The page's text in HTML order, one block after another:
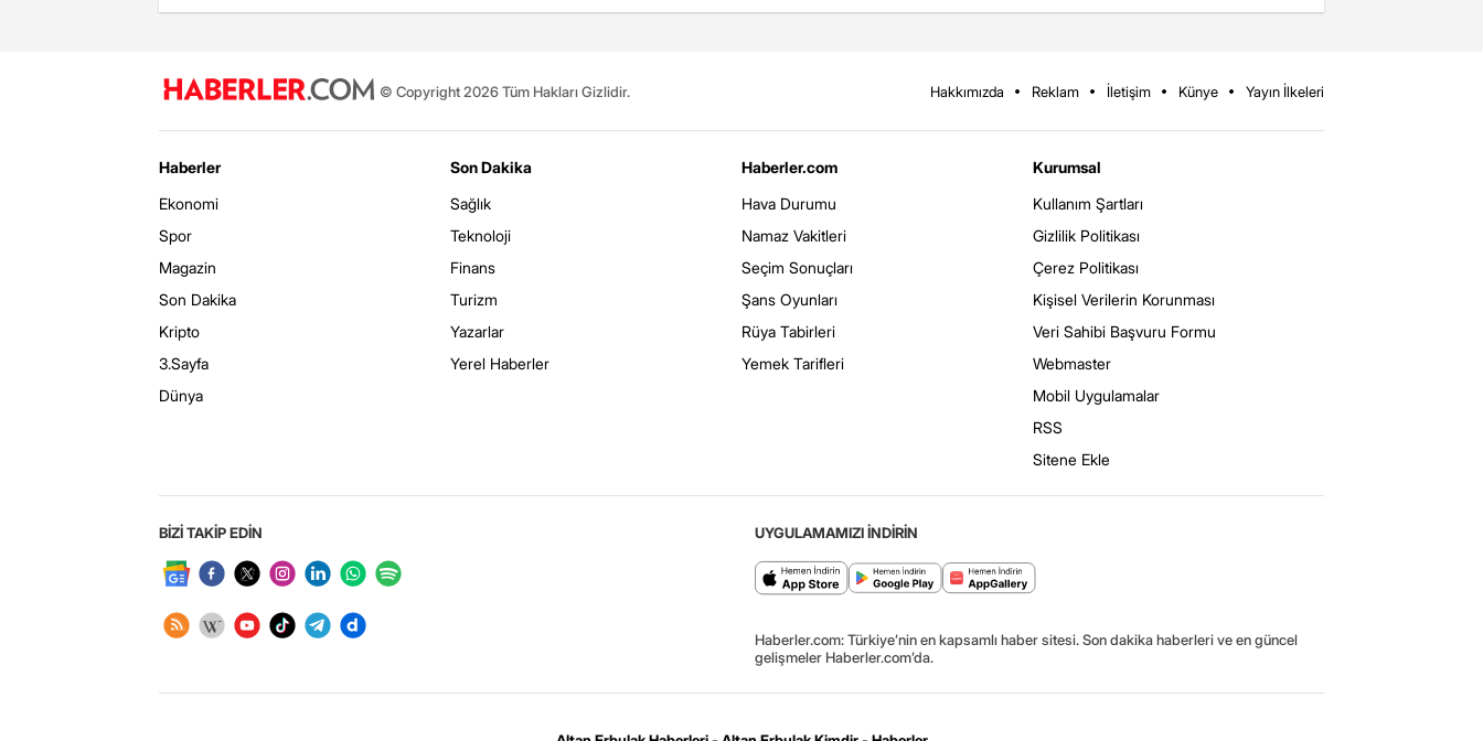
© Copyright 2026 Tüm Hakları Gizlidir. Hakkımızda Reklam İletişim Künye Yayın İlkeleri
Haberler
Ekonomi
Spor
Magazin
Son Dakika
Kripto
3.Sayfa
Dünya
Son Dakika
Sağlık
Teknoloji
Finans
Turizm
Yazarlar
Yerel Haberler
Haberler.com
Hava Durumu
Namaz Vakitleri
Seçim Sonuçları
Şans Oyunları
Rüya Tabirleri
Yemek Tarifleri
Kurumsal
Kullanım Şartları
Gizlilik Politikası
Çerez Politikası
Kişisel Verilerin Korunması
Veri Sahibi Başvuru Formu
Webmaster
Mobil Uygulamalar
RSS
Sitene Ekle
BİZİ TAKİP EDİN UYGULAMAMIZI İNDİRİN
Haberler.com: Türkiye’nin en kapsamlı haber sitesi. Son dakika haberleri ve en güncel
gelişmeler Haberler.com’da.